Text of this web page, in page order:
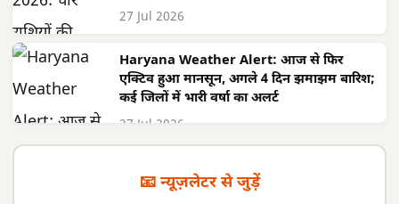
27 Jul 2026
Haryana Weather Alert: आज से फिर
एक्टिव हुआ मानसून, अगले 4 दिन झमाझम बारिश;
कई जिलों में भारी वर्षा का अलर्ट
27 Jul 2026
📧 न्यूज़लेटर से जुड़ें